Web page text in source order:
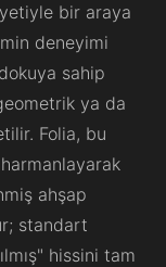
bir araya
deneyimi
sahip
ya da
Folia, bu
ahşap
standart
hissini tam